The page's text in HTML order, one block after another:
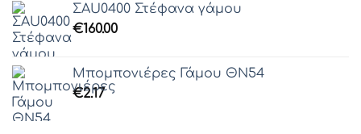
Γραμματοσειρά 47
Γραμματοσειρά 48
Γραμματοσειρά 49
Γραμματοσειρά 50
ΣAU0400 Στέφανα γάμου
€160.00
Μπομπονιέρες Γάμου ΘΝ54
€2.17